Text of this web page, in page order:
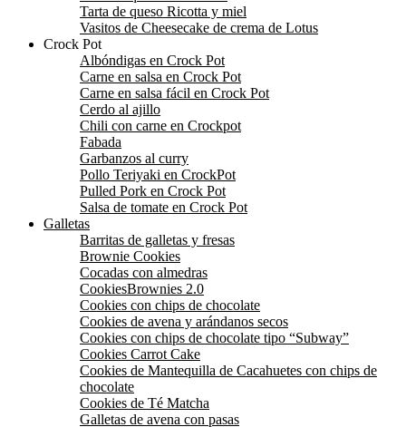
Tarta de queso Ricotta y miel
Vasitos de Cheesecake de crema de Lotus
Crock Pot
Albóndigas en Crock Pot
Carne en salsa en Crock Pot
Carne en salsa fácil en Crock Pot
Cerdo al ajillo
Chili con carne en Crockpot
Fabada
Garbanzos al curry
Pollo Teriyaki en CrockPot
Pulled Pork en Crock Pot
Salsa de tomate en Crock Pot
Galletas
Barritas de galletas y fresas
Brownie Cookies
Cocadas con almedras
CookiesBrownies 2.0
Cookies con chips de chocolate
Cookies de avena y arándanos secos
Cookies con chips de chocolate tipo “Subway”
Cookies Carrot Cake
Cookies de Mantequilla de Cacahuetes con chips de
chocolate
Cookies de Té Matcha
Galletas de avena con pasas